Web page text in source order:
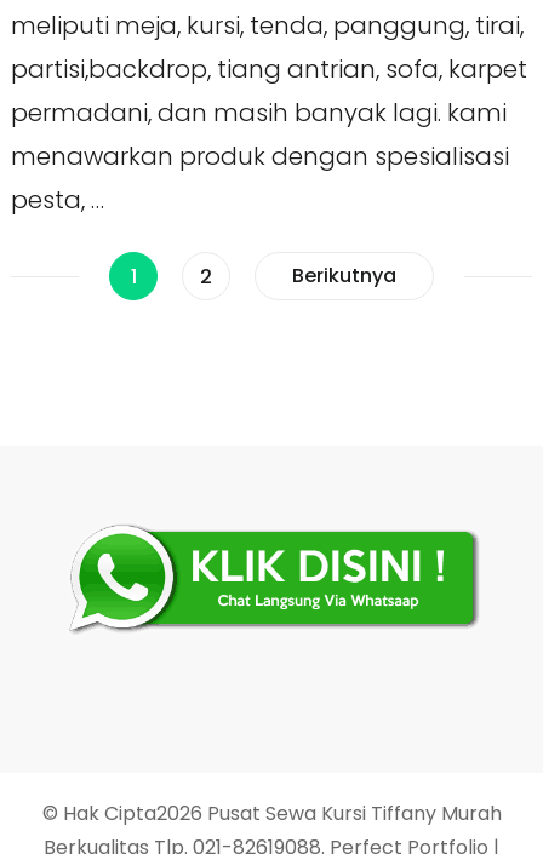
meliputi meja, kursi, tenda, panggung, tirai,
partisi,backdrop, tiang antrian, sofa, karpet
permadani, dan masih banyak lagi. kami
menawarkan produk dengan spesialisasi
pesta, …
Paginasi
Halaman
1 Halaman
2 Berikutnya
© Hak Cipta2026 Pusat Sewa Kursi Tiffany Murah
Berkualitas Tlp. 021-82619088. Perfect Portfolio |